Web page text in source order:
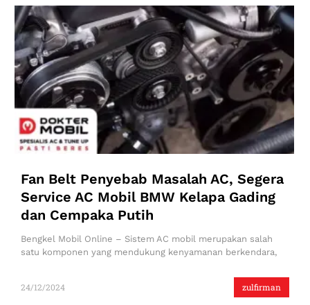
Fan Belt Penyebab Masalah AC, Segera
Service AC Mobil BMW Kelapa Gading
dan Cempaka Putih
zulfirman
24/12/2024
Bengkel Mobil Online – Sistem AC mobil merupakan salah
satu komponen yang mendukung kenyamanan berkendara,